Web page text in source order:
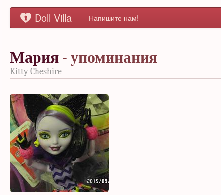
Doll Villa Напишите нам!
Мария - упоминания
Kitty Cheshire